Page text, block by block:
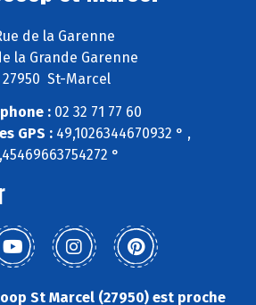
de la Garenne
la Grande Garenne
27950 St-Marcel
:02 32 71 77 60
GPS :49,1026344670932 ° ,
°
St Marcel (27950) est proche